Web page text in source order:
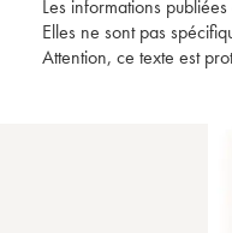
Les informations
Elles ne sont pas
Attention, ce texte est